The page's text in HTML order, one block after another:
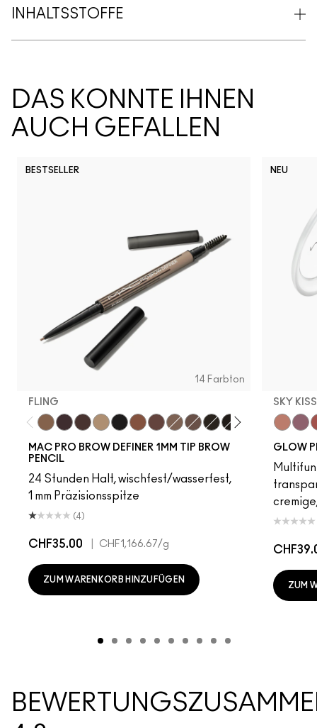
INHALTSSTOFFE
DAS KÖNNTE IHNEN
AUCH GEFALLEN
BESTSELLER
14 Farbton
FLING
MAC PRO BROW DEFINER 1MM TIP BROW
PENCIL
24 Stunden Halt, wischfest/wasserfest,
1 mm Präzisionsspitze
(4)
CHF35.00 CHF1,166.67/g
ZUM WARENKORB HINZUFÜGEN
NEU
SKY
GLOW
ZUM